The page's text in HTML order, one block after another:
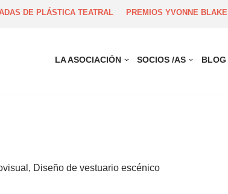
DE PLÁSTICA TEATRAL PREMIOS YVONNE BLAKE
LA ASOCIACIÓN SOCIOS /AS BLOG
Diseño de vestuario escénico